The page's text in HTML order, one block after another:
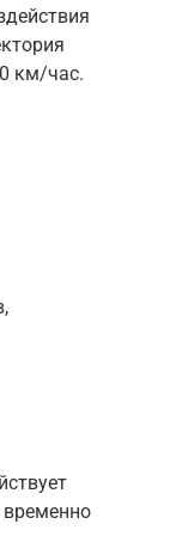
км/час.
временно